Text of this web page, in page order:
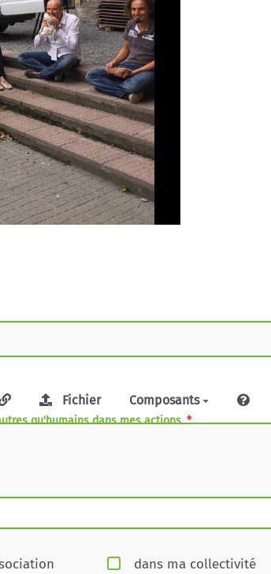
qu'humains dans mes actions
Fichier Composants
dans ma collectivité